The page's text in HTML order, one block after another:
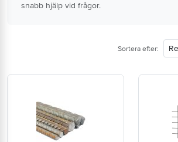
snabb hjälp vid frågor.
Sortera efter: